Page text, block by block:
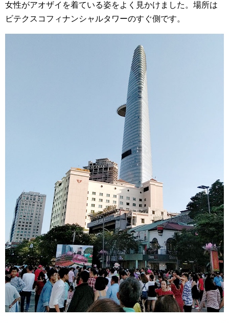
女性がアオザイ を着ている姿をよく見かけました。場所は
ビテクスコフィナンシャルタワーのすぐ側です。